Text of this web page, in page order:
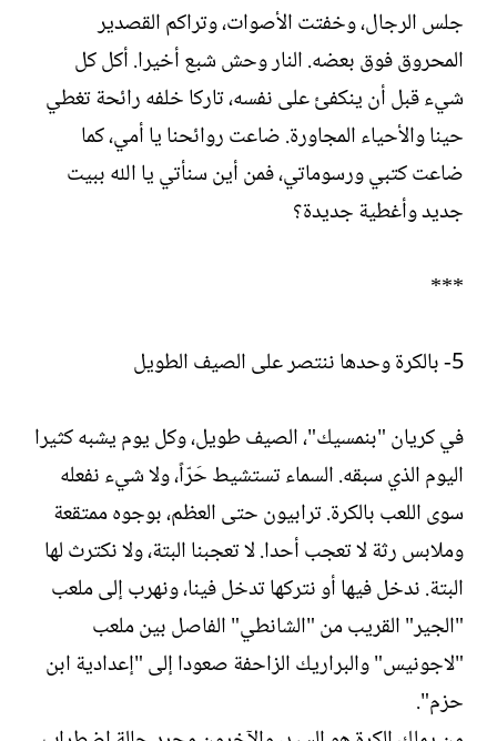
جلس الرجال، وخفتت الأصوات، وتراكم القصدير
المحروق فوق بعضه. النار وحش شبع أخيرا. أكل كل
شيء قبل أن ينكفئ على نفسه، تاركا خلفه رائحة تغطي
حينا والأحياء المجاورة. ضاعت روائحنا يا أمي، كما
ضاعت كتبي ورسوماتي، فمن أين سنأتي يا الله ببيت
جديد وأغطية جديدة؟
***
5- بالكرة وحدها ننتصر على الصيف الطويل
في كريان "بنمسيك"، الصيف طويل، وكل يوم يشبه كثيرا
اليوم الذي سبقه. السماء تستشيط حَرّاً، ولا شيء نفعله
سوى اللعب بالكرة. ترابيون حتى العظم، بوجوه ممتقعة
وملابس رثة لا تعجب أحدا. لا تعجبنا البتة، ولا نكترث لها
البتة. ندخل فيها أو نتركها تدخل فينا، ونهرب إلى ملعب
"الجير" القريب من "الشانطي" الفاصل بين ملعب
"لاجونيس" والبراريك الزاحفة صعودا إلى "إعدادية ابن
حزم".